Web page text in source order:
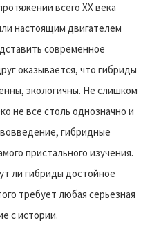
всего XX века
настоящим двигателем
современное
оказывается, что гибриды
экологичны. Не слишком
не все столь однозначно и
гибридные
пристального изучения.
ли гибриды достойное
требует любая серьезная
с истории.